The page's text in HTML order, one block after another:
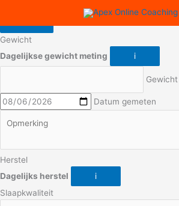
Gewicht
Dagelijkse gewicht meting
i
Gewicht
Datum gemeten
Herstel
Dagelijks herstel
i
Slaapkwaliteit